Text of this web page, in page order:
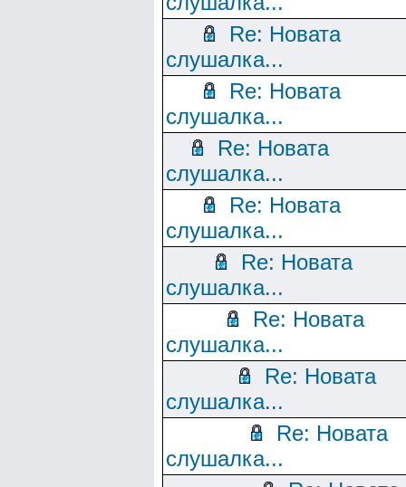
Re: Новата
слушалка...
Re: Новата
слушалка...
Re: Новата
слушалка...
Re: Новата
слушалка...
Re: Новата
слушалка...
Re: Новата
слушалка...
Re: Новата
слушалка...
Re: Новата
слушалка...